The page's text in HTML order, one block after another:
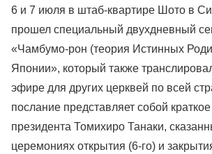
6 и 7 июля в штаб-квартире Шото в
прошел специальный двухдневный
«Чамбумо-рон (теория Истинных
Японии», который также
эфире для других церквей по всей
послание представляет собой
президента Томихиро Танаки,
церемониях открытия (6-го) и